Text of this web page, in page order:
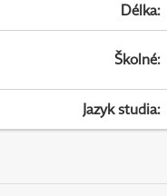
Délka:
Školné:
Jazyk studia: